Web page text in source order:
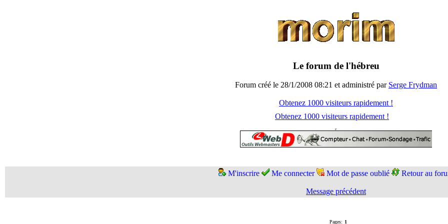
Le forum de l'hébreu
Forum créé le 28/1/2008 08:21 et administré par Serge Frydman
Obtenez 1000 visiteurs rapidement !
Obtenez 1000 visiteurs rapidement !
M'inscrire Me connecter Mot de passe oublié Retour au
Message précédent
Pages: 1